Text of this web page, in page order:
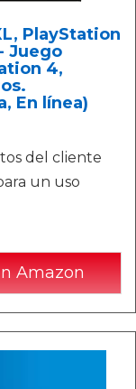
PlayStation
Juego
4,
En línea)
del cliente
un uso
Amazon